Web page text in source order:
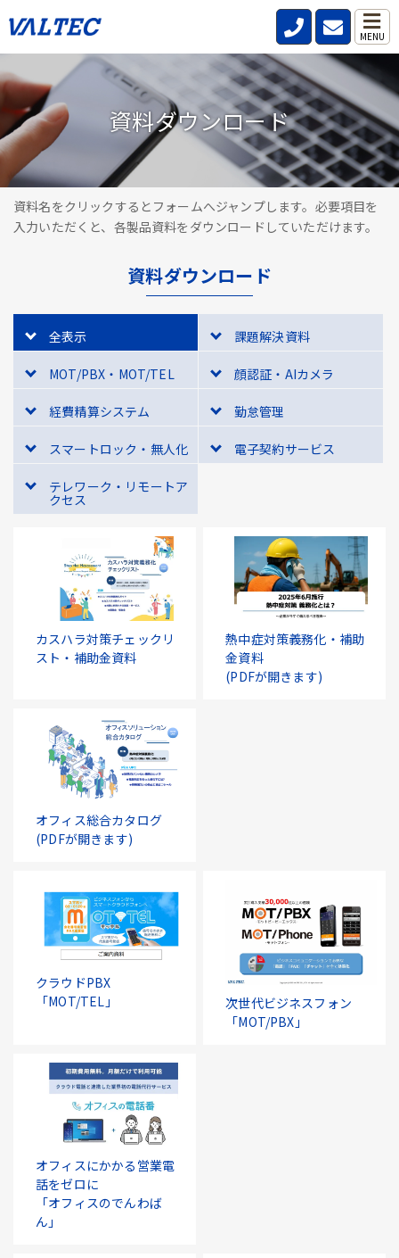
MENU
資料ダウンロード
資料名をクリックするとフォームへジャンプします。必要項目を
入力いただくと、各製品資料をダウンロードしていただけます。
資料ダウンロード
全表示 課題解決資料
MOT/PBX・MOT/TEL 顔認証・AIカメラ
経費精算システム 勤怠管理
スマートロック・無人化 電子契約サービス
テレワーク・リモートア
クセス
カスハラ対策チェックリ
スト・補助金資料
熱中症対策義務化・補助
金資料
(PDFが開きます)
オフィス総合カタログ
(PDFが開きます)
クラウドPBX
「MOT/TEL」
次世代ビジネスフォン
「MOT/PBX」
オフィスにかかる営業電
話をゼロに
「オフィスのでんわば
ん」